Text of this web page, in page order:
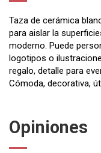
Taza de cerámica
para aislar la
moderno. Puede
logotipos o
regalo, detalle para
Cómoda, decorativa,
Opiniones